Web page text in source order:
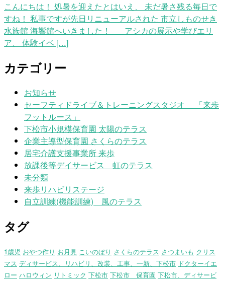
こんにちは！ 処暑を迎えたとはいえ、 未だ暑さ残る毎日で
すね！ 私事ですが先日リニューアルされた 市立しものせき
水族館 海響館へいきました！ アシカの展示や学びエリ
ア、 体験イベ […]
カテゴリー
お知らせ
セーフティドライブ＆トレーニングスタジオ 「来歩
フットルース」
下松市小規模保育園 太陽のテラス
企業主導型保育園 さくらのテラス
居宅介護支援事業所 来歩
放課後等デイサービス 虹のテラス
未分類
来歩リハビリステージ
自立訓練(機能訓練) 風のテラス
タグ
1歳児 おやつ作り お月見 こいのぼり さくらのテラス さつまいも クリス
マス ディサービス、リハビリ、改装、工事、一新、下松市 ドクターイエ
ロー ハロウィン リトミック 下松市 下松市 保育園 下松市、ディサービ